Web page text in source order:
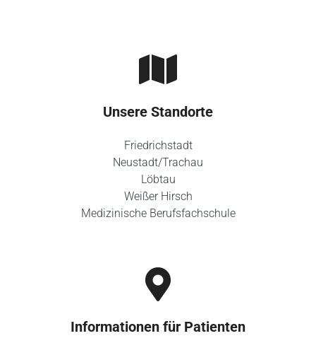
Unsere Standorte
Friedrichstadt
Neustadt/Trachau
Löbtau
Weißer Hirsch
Medizinische Berufsfachschule
Informationen für Patienten